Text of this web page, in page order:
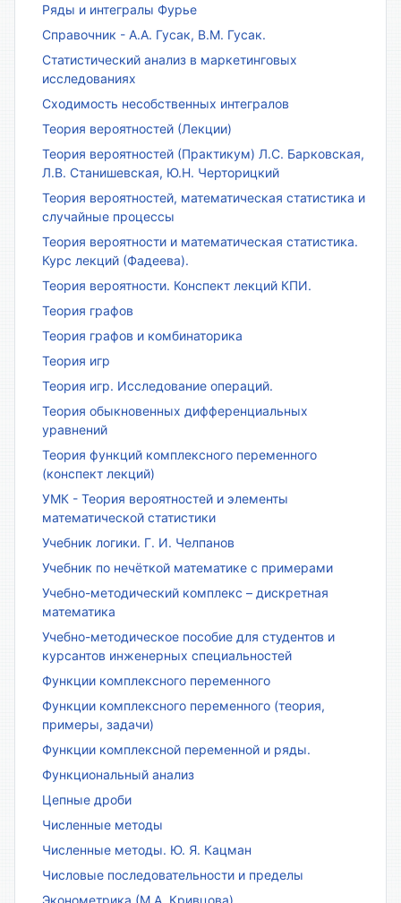
Ряды и интегралы Фурье
Справочник - А.А. Гусак, В.М. Гусак.
Статистический анализ в маркетинговых
исследованиях
Сходимость несобственных интегралов
Теория вероятностей (Лекции)
Теория вероятностей (Практикум) Л.С. Барковская,
Л.В. Станишевская, Ю.Н. Черторицкий
Теория вероятностей, математическая статистика и
случайные процессы
Теория вероятности и математическая статистика.
Курс лекций (Фадеева).
Теория вероятности. Конспект лекций КПИ.
Теория графов
Теория графов и комбинаторика
Теория игр
Теория игр. Исследование операций.
Теория обыкновенных дифференциальных
уравнений
Теория функций комплексного переменного
(конспект лекций)
УМК - Теория вероятностей и элементы
математической статистики
Учебник логики. Г. И. Челпанов
Учебник по нечёткой математике с примерами
Учебно-методический комплекс – дискретная
математика
Учебно-методическое пособие для студентов и
курсантов инженерных специальностей
Функции комплексного переменного
Функции комплексного переменного (теория,
примеры, задачи)
Функции комплексной переменной и ряды.
Функциональный анализ
Цепные дроби
Численные методы
Численные методы. Ю. Я. Кацман
Числовые последовательности и пределы
Эконометрика (М.А. Кривцова)